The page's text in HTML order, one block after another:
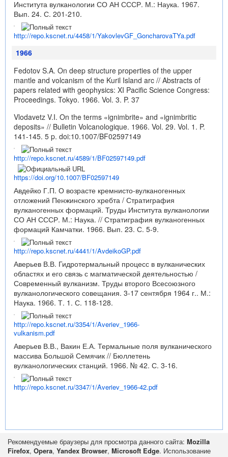
Института вулканологии СО АН СССР. М.: Наука. 1967.
Вып. 24. С. 201-210.
http://repo.kscnet.ru/4458/1/YakovlevGF_GoncharovaTYa.pdf
1966
Fedotov S.A. On deep structure properties of the upper
mantle and volcanism of the Kuril Island arc // Abstracts of
papers related with geophysics: XI Pacific Science Congress:
Proceedings. Tokyo. 1966. Vol. 3. P. 37
Vlodavetz V.I. On the terms «ignimbrite» and «ignimbritic
deposits» // Bulletin Volcanologique. 1966. Vol. 29. Vol. 1. P.
141-145. 5 p. doi:10.1007/BF02597149
http://repo.kscnet.ru/4589/1/BF02597149.pdf
https://doi.org/10.1007/BF02597149
Авдейко Г.П. О возрасте кремнисто-вулканогенных
отложений Пенжинского хребта / Стратиграфия
вулканогенных формаций. Труды Института вулканологии
СО АН СССР. М.: Наука. // Стратиграфия вулканогенных
формаций Камчатки. 1966. Вып. 23. С. 5-9.
http://repo.kscnet.ru/4441/1/AvdeikoGP.pdf
Аверьев В.В. Гидротермальный процесс в вулканических
областях и его связь с магматической деятельностью /
Современный вулканизм. Труды второго Всесоюзного
вулканологического совещания. 3-17 сентября 1964 г.. М.:
Наука. 1966. Т. 1. С. 118-128.
http://repo.kscnet.ru/3354/1/Averiev_1966-
vulkanism.pdf
Аверьев В.В., Вакин Е.А. Термальные поля вулканического
массива Большой Семячик // Бюллетень
вулканологических станций. 1966. № 42. С. 3-16.
http://repo.kscnet.ru/3347/1/Averiev_1966-42.pdf
Рекомендуемые браузеры для просмотра данного сайта: Mozilla
Firefox, Opera, Yandex Browser, Microsoft Edge. Использование